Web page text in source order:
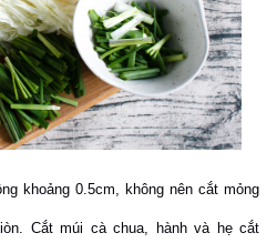
khoảng 0.5cm, không nên cắt mỏng
Cắt múi cà chua, hành và hẹ cắt